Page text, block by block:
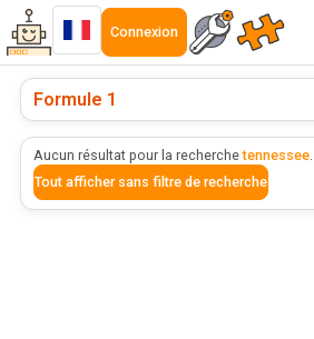
Connexion
Formule 1
Aucun résultat pour la recherchetennessee.
Tout afficher sans filtre de recherche